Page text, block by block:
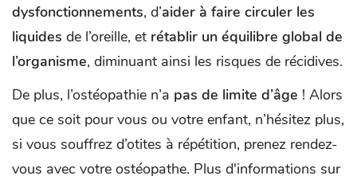
dysfonctionnements, d’aider à faire circuler les
liquides de l’oreille, et rétablir un équilibre global de
l’organisme, diminuant ainsi les risques de récidives.
De plus, l’ostéopathie n’a pas de limite d’âge ! Alors
que ce soit pour vous ou votre enfant, n’hésitez plus,
si vous souffrez d’otites à répétition, prenez rendez-
vous avec votre ostéopathe. Plus d'informations sur